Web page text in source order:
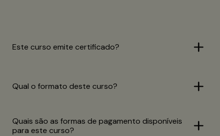
Este curso emite certificado?
Qual o formato deste curso?
Quais são as formas de pagamento disponíveis
para este curso?